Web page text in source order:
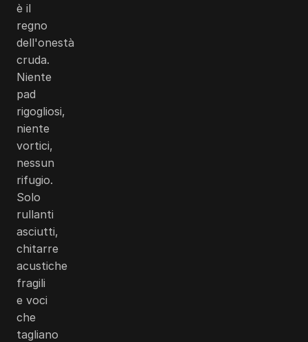
è il
regno
dell'onestà
cruda.
Niente
pad
rigogliosi,
niente
vortici,
nessun
rifugio.
Solo
rullanti
asciutti,
chitarre
acustiche
fragili
e voci
che
tagliano